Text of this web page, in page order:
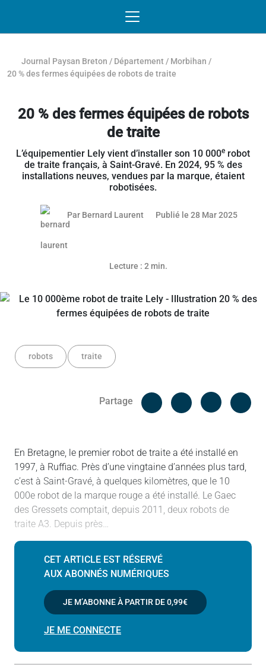
Journal Paysan Breton / Département / Morbihan /
20 % des fermes équipées de robots de traite
20 % des fermes équipées de robots
de traite
L’équipementier Lely vient d’installer son 10 000e robot
de traite français, à Saint-Gravé. En 2024, 95 % des
installations neuves, vendues par la marque, étaient
robotisées.
Article réservé aux abonnés
Par Bernard Laurent Publié le 28 Mar 202527
Lecture : 2 min.
robots traite
Partage
Facebook
En Bretagne, le premier robot de traite a été installé en
1997, à Ruffiac. Près d’une vingtaine d’années plus tard,
c’est à Saint-Gravé, à quelques kilomètres, que le 10
000e robot de la marque rouge a été installé. Le Gaec
des Gressets comptait, depuis 2011, deux robots de
traite A3. Depuis près…
CET ARTICLE EST RÉSERVÉ
AUX ABONNÉS NUMÉRIQUES
JE M’ABONNE À PARTIR DE0,99€
JE ME CONNECTE